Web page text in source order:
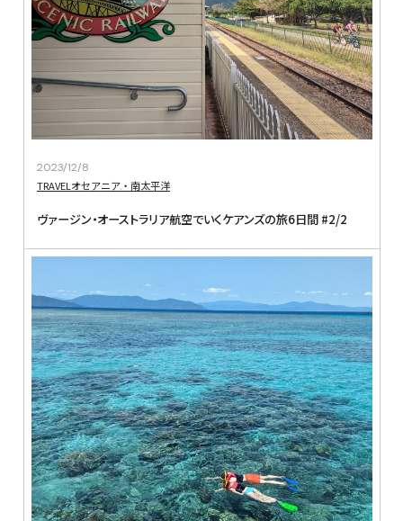
2023/12/8
TRAVEL オセアニア・南太平洋
ヴァージン・オーストラリア航空でいくケアンズの旅6日間 #2/2